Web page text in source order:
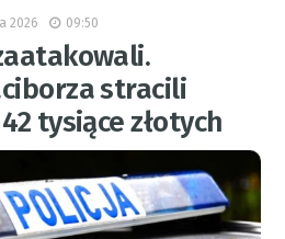
2026 09:50
stracili
tysiące złotych